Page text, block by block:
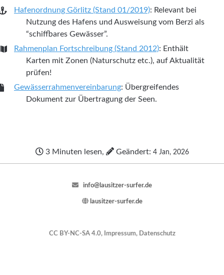
Hafenordnung Görlitz (Stand 01/2019): Relevant bei
Nutzung des Hafens und Ausweisung vom Berzi als
“schiffbares Gewässer”.
Rahmenplan Fortschreibung (Stand 2012): Enthält
Karten mit Zonen (Naturschutz etc.), auf Aktualität
prüfen!
Gewässerrahmenvereinbarung: Übergreifendes
Dokument zur Übertragung der Seen.
3 Minuten lesen, Geändert: 4 Jan, 2026
info@lausitzer-surfer.de
lausitzer-surfer.de
CC BY-NC-SA 4.0, Impressum, Datenschutz